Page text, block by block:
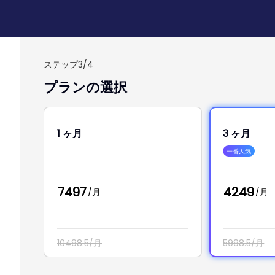
ステップ3/4
プランの選択
1 ヶ月
7497/月
10498.5/月
3 ヶ月
一番人気
4249/月
5998.5/月